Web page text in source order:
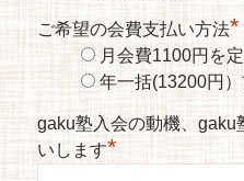
ご希望の会費支払い方法*
月会費1100円を
年一括(13200円）
gaku塾入会の動機、gaku
いします*